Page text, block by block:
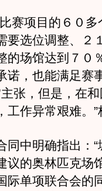
项目的６０多
要选位调整、２
的场馆达到７０
诺，也能满足赛
张，但是，在
工作异常艰难。”
中明确指出：“
议的奥林匹克场
际单项联合会的